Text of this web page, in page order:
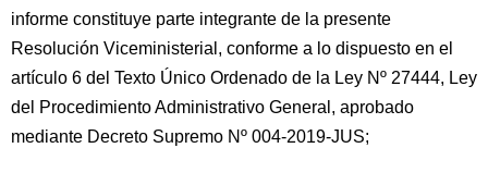
informe constituye parte integrante de la presente
Resolución Viceministerial, conforme a lo dispuesto en el
artículo 6 del Texto Único Ordenado de la Ley Nº 27444, Ley
del Procedimiento Administrativo General, aprobado
mediante Decreto Supremo Nº 004-2019-JUS;